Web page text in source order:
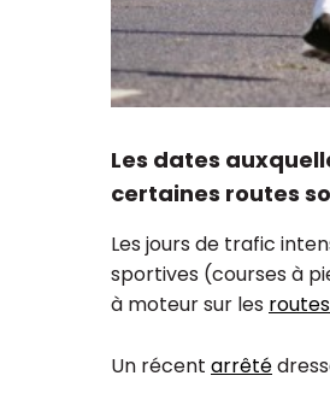
Les dates
certaines routes
Les jours de trafic
sportives (courses à
à moteur sur les
Un récent arrêté
et regroupement
: à quoi faut-il